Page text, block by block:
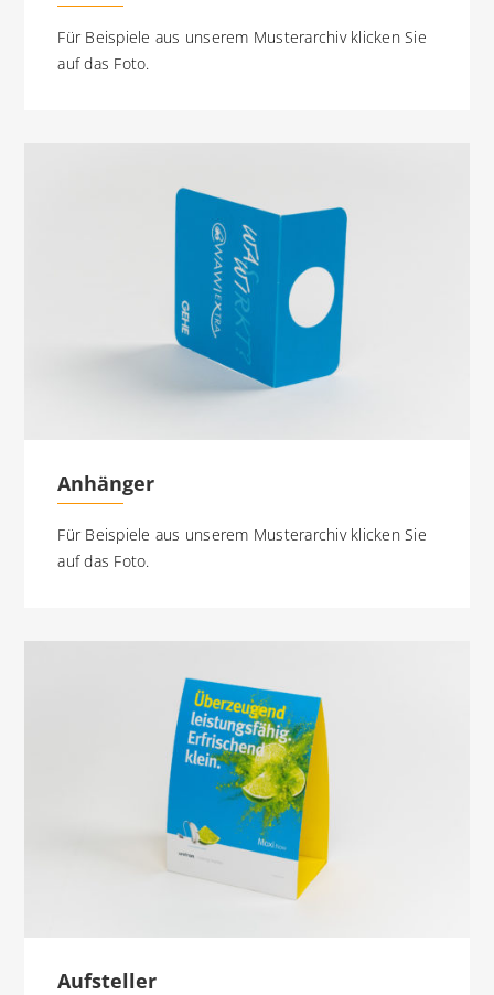
Für Beispiele aus unserem Musterarchiv klicken Sie
auf das Foto.
Anhänger
Für Beispiele aus unserem Musterarchiv klicken Sie
auf das Foto.
Aufsteller